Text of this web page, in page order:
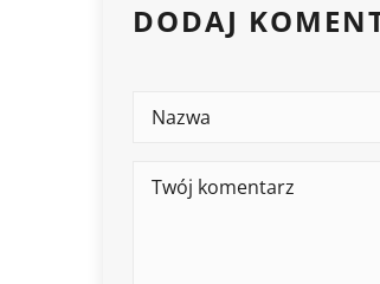
DODAJ